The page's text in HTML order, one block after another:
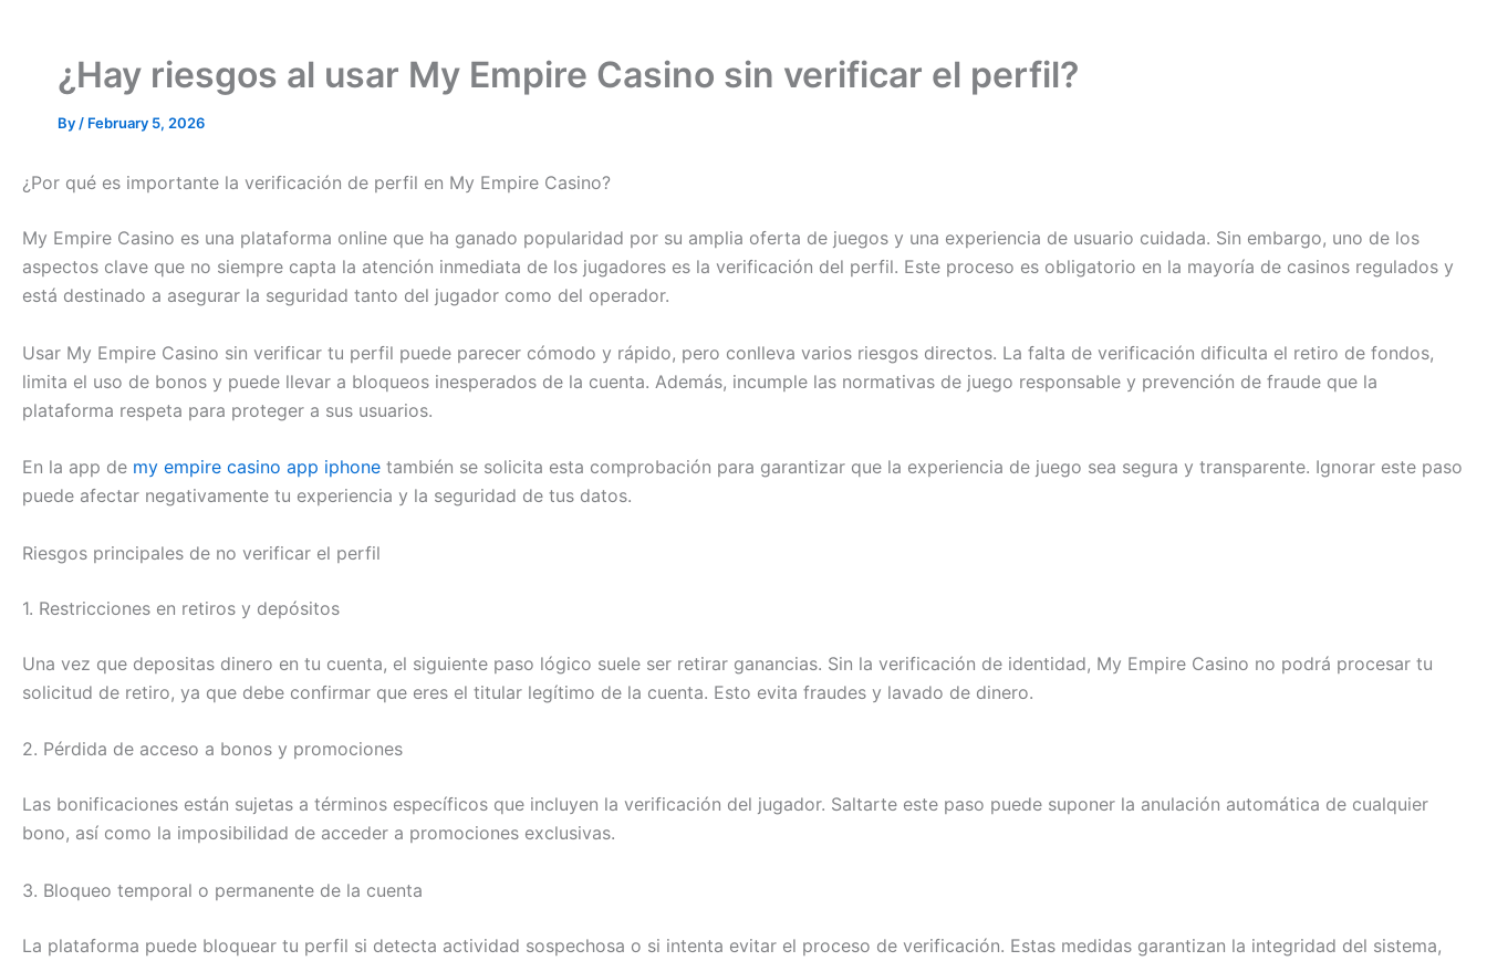
¿Hay riesgos al usar My Empire Casino sin verificar el perfil?
By / February 5, 2026
¿Por qué es importante la verificación de perfil en My Empire Casino?
My Empire Casino es una plataforma online que ha ganado popularidad por su amplia oferta de juegos y una experiencia de usuario cuidada. Sin embargo, uno de los
aspectos clave que no siempre capta la atención inmediata de los jugadores es la verificación del perfil. Este proceso es obligatorio en la mayoría de casinos regulados y
está destinado a asegurar la seguridad tanto del jugador como del operador.
Usar My Empire Casino sin verificar tu perfil puede parecer cómodo y rápido, pero conlleva varios riesgos directos. La falta de verificación dificulta el retiro de fondos,
limita el uso de bonos y puede llevar a bloqueos inesperados de la cuenta. Además, incumple las normativas de juego responsable y prevención de fraude que la
plataforma respeta para proteger a sus usuarios.
En la app de my empire casino app iphone también se solicita esta comprobación para garantizar que la experiencia de juego sea segura y transparente. Ignorar este paso
puede afectar negativamente tu experiencia y la seguridad de tus datos.
Riesgos principales de no verificar el perfil
1. Restricciones en retiros y depósitos
Una vez que depositas dinero en tu cuenta, el siguiente paso lógico suele ser retirar ganancias. Sin la verificación de identidad, My Empire Casino no podrá procesar tu
solicitud de retiro, ya que debe confirmar que eres el titular legítimo de la cuenta. Esto evita fraudes y lavado de dinero.
2. Pérdida de acceso a bonos y promociones
Las bonificaciones están sujetas a términos específicos que incluyen la verificación del jugador. Saltarte este paso puede suponer la anulación automática de cualquier
bono, así como la imposibilidad de acceder a promociones exclusivas.
3. Bloqueo temporal o permanente de la cuenta
La plataforma puede bloquear tu perfil si detecta actividad sospechosa o si intenta evitar el proceso de verificación. Estas medidas garantizan la integridad del sistema,